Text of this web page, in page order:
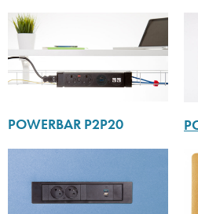
POWERBAR P2P20